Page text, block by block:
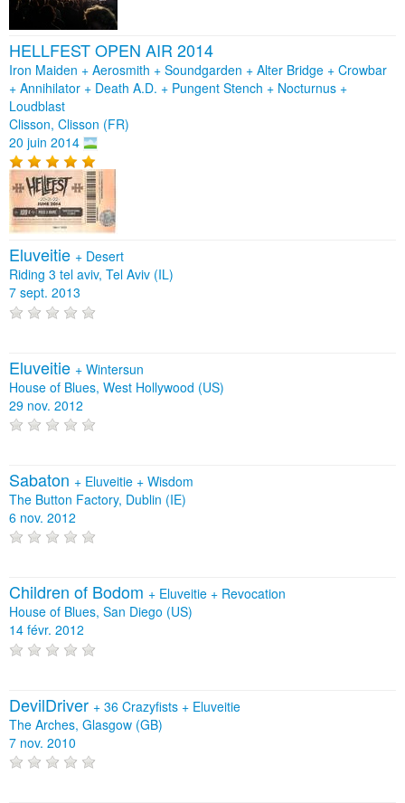
HELLFEST OPEN AIR 2014
Iron Maiden + Aerosmith + Soundgarden + Alter Bridge + Crowbar
+ Annihilator + Death A.D. + Pungent Stench + Nocturnus +
Loudblast
Clisson, Clisson (FR)
20 juin 2014
Eluveitie + Desert
Riding 3 tel aviv, Tel Aviv (IL)
7 sept. 2013
Eluveitie + Wintersun
House of Blues, West Hollywood (US)
29 nov. 2012
Sabaton + Eluveitie + Wisdom
The Button Factory, Dublin (IE)
6 nov. 2012
Children of Bodom + Eluveitie + Revocation
House of Blues, San Diego (US)
14 févr. 2012
DevilDriver + 36 Crazyfists + Eluveitie
The Arches, Glasgow (GB)
7 nov. 2010